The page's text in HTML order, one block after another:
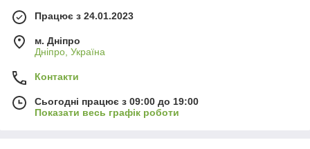
Працює з 24.01.2023
м. Дніпро
Дніпро, Україна
Контакти
Сьогодні працює з 09:00 до 19:00
Показати весь графік роботи